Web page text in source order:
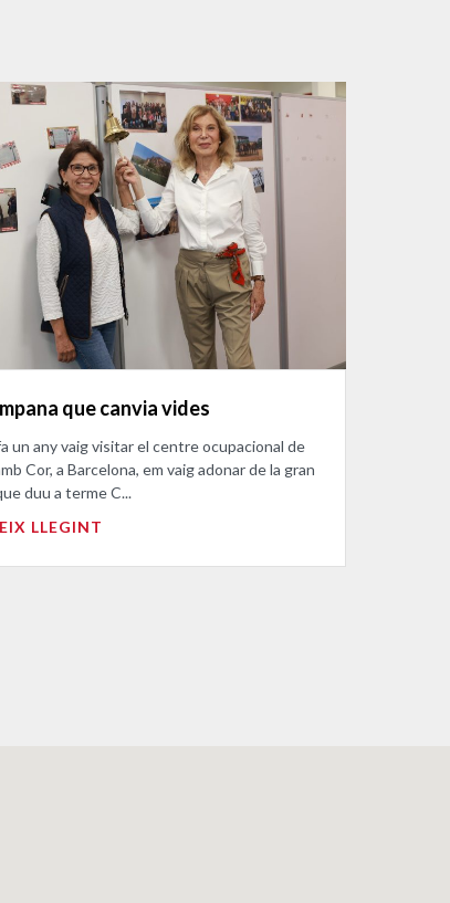
que canvia vides
un any vaig visitar el centre ocupacional de
Cor, a Barcelona, em vaig adonar de la gran
duu a terme C...
LLEGINT